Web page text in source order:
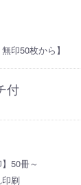
印50枚から】
付
50冊～
刷